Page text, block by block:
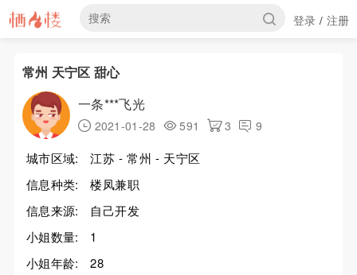
登录 / 注册
常州 天宁区 甜心
一条***飞光
2021-01-28 591 3 9
城市区域:
江苏 - 常州 - 天宁区
信息种类:
楼凤兼职
信息来源:
自己开发
小姐数量:
1
小姐年龄:
28